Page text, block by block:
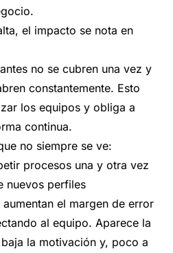
el impacto se nota en
no se cubren una vez y
constantemente. Esto
los equipos y obliga a
continua.
no siempre se ve:
procesos una y otra vez
nuevos perfiles
el margen de error
al equipo. Aparece la
la motivación y, poco a